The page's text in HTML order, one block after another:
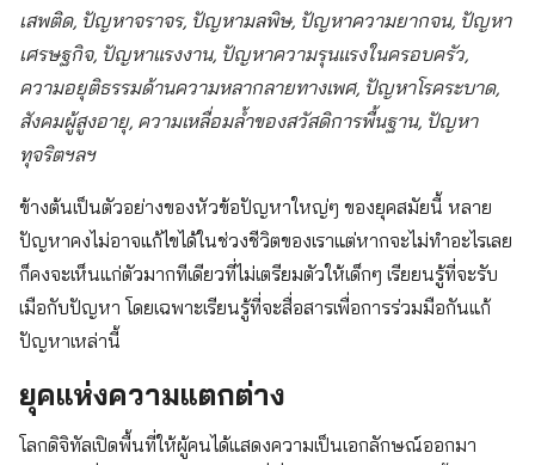
เสพติด, ปัญหาจราจร, ปัญหามลพิษ, ปัญหาความยากจน, ปัญหา
เศรษฐกิจ, ปัญหาแรงงาน, ปัญหาความรุนแรงในครอบครัว,
ความอยุติธรรมด้านความหลากลายทางเพศ, ปัญหาโรคระบาด,
สังคมผู้สูงอายุ, ความเหลื่อมล้ำของสวัสดิการพื้นฐาน, ปัญหา
ทุจริตฯลฯ
ข้างต้นเป็นตัวอย่างของหัวข้อปัญหาใหญ่ๆ ของยุคสมัยนี้ หลาย
ปัญหาคงไม่อาจแก้ไขได้ในช่วงชีวิตของเราแต่หากจะไม่ทำอะไรเลย
ก็คงจะเห็นแก่ตัวมากทีเดียวที่ไม่เตรียมตัวให้เด็กๆ เรียยนรู้ที่จะรับ
เมือกับปัญหา โดยเฉพาะเรียนรู้ที่จะสื่อสารเพื่อการร่วมมือกันแก้
ปัญหาเหล่านี้
ยุคแห่งความแตกต่าง
โลกดิจิทัลเปิดพื้นที่ให้ผู้คนได้แสดงความเป็นเอกลักษณ์ออกมา